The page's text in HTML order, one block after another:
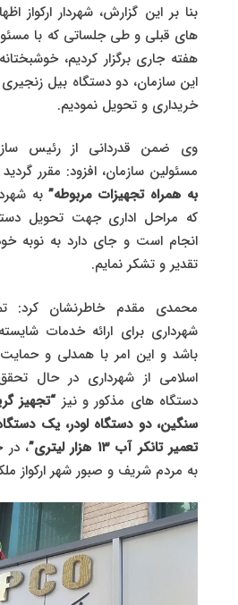
بنا بر این گزارش، شهردار ارکواز
های قبلی و طی جلساتی که با
هفته جاری برگزار کردیم،
این سازمان، دو دستگاه بیل
خریداری و تحویل نمودیم.
وی ضمن قدردانی از رئیس
مسئولین سازمان، افزود: مقرر
به همراه تجهیزات مربوطه”به
که مراحل اداری جهت تحویل
انجام است و جای دارد به نوبه
تقدیر و تشکر نمایم.
محمدی مقدم خاطرنشان کرد:
شهرداری برای ارائه خدمات
باشد و این امر با همدلی و
اسلامی از شهرداری در حال
دستگاه های مذکور و نیز“تجهیز
سنگین، دو دستگاه لودر، یک
تعمیر تانکر آب ۱۳ هزار لیتری”
،
به مردم شریف و صبور شهر ارکواز